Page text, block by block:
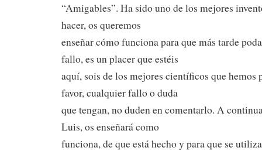
“Amigables”. Ha sido uno de los mejores
hacer, os queremos
enseñar cómo funciona para que más tarde
fallo, es un placer que estéis
aquí, sois de los mejores científicos que hemos
favor, cualquier fallo o duda
que tengan, no duden en comentarlo. A
Luis, os enseñará como
funciona, de que está hecho y para que se